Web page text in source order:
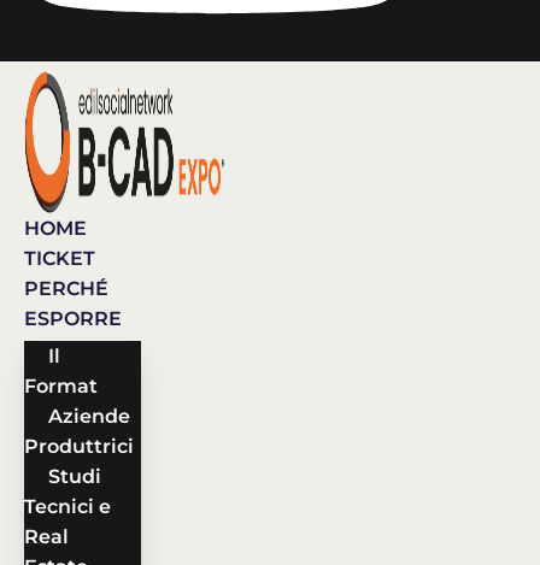
HOME
TICKET
PERCHÉ
ESPORRE
Il
Format
Aziende
Produttrici
Studi
Tecnici e
Real